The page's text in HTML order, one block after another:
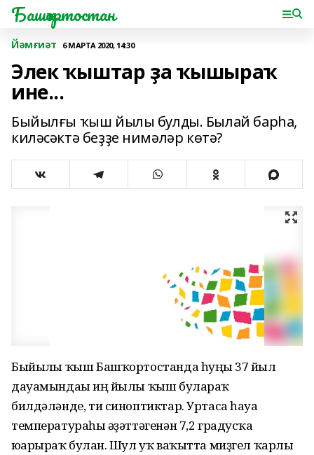
Башҡортостан
Йәмғиәт 6 МАРТА 2020, 14:30
Элек ҡыштар ҙа ҡышыраҡ
ине...
Быйылғы ҡыш йылы булды. Былай барһа,
киләсәктә беҙҙе нимәләр көтә?
Быйылғы ҡыш Башҡортостанда һуңғы 37 йыл
дауамындағы иң йылы ҡыш булараҡ
билдәләнде, ти синоптиктар. Уртаса һауа
температураһы ғәҙәттәгенән 7,2 градусҡа
юғарыраҡ булған. Шул уҡ ваҡытта миҙгел ҡарлы